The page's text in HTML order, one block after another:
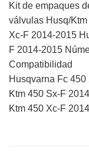
Kit de empaques
válvulas Husq/
Xc-F 2014-2015
F 2014-2015
Compatibilidad
Husqvarna Fc 450
Ktm 450 Sx-F
Ktm 450 Xc-F